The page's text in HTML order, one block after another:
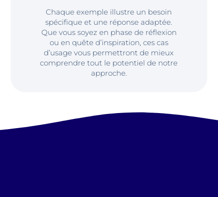
Chaque exemple illustre un besoin
spécifique et une réponse adaptée.
Que vous soyez en phase de réflexion
ou en quête d’inspiration, ces cas
d’usage vous permettront de mieux
comprendre tout le potentiel de notre
approche.